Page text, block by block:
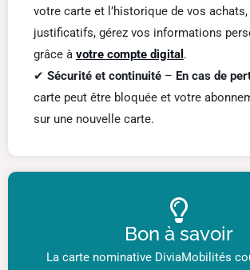
votre carte et l’historique de vos
justificatifs, gérez vos informations
grâce à votre compte digital .
✔ Sécurité et continuité – En cas de
carte peut être bloquée et votre
sur une nouvelle carte.
Bon à savoir
La carte nominative DiviaMobilités